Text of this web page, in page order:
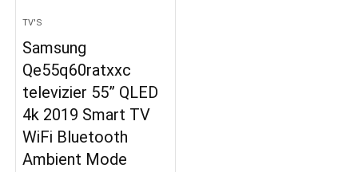
TV'S
Samsung
Qe55q60ratxxc
televizier 55” QLED
4k 2019 Smart TV
WiFi Bluetooth
Ambient Mode